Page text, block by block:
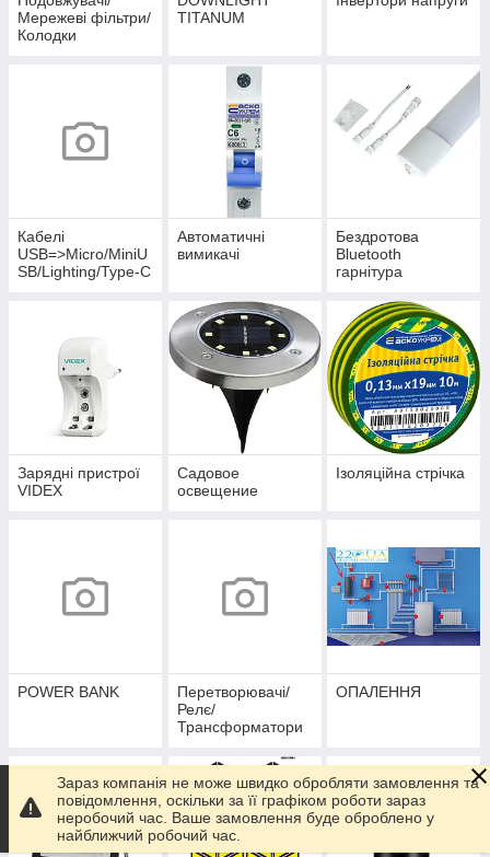
Мережеві фільтри/
Колодки
TITANUM
Кабелі
USB=>Micro/MiniU
SB/Lighting/Type-C
Автоматичні
вимикачі
Бездротова
Bluetooth
гарнітура
Зарядні пристрої
VIDEX
Садовое
освещение
Ізоляційна стрічка
POWER BANK
Перетворювачі/
Релє/
Трансформатори
ОПАЛЕННЯ
Зараз компанія не може швидко обробляти замовлення та
повідомлення, оскільки за її графіком роботи зараз
неробочий час. Ваше замовлення буде оброблено у
найближчий робочий час.